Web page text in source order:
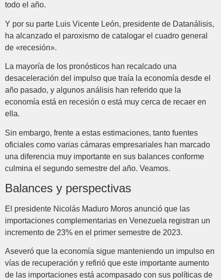
todo el año.
Y por su parte Luis Vicente León, presidente de Datanálisis,
ha alcanzado el paroxismo de catalogar el cuadro general
de «recesión».
La mayoría de los pronósticos han recalcado una
desaceleración del impulso que traía la economía desde el
año pasado, y algunos análisis han referido que la
economía está en recesión o está muy cerca de recaer en
ella.
Sin embargo, frente a estas estimaciones, tanto fuentes
oficiales como varias cámaras empresariales han marcado
una diferencia muy importante en sus balances conforme
culmina el segundo semestre del año. Veamos.
Balances y perspectivas
El presidente Nicolás Maduro Moros anunció que las
importaciones complementarias en Venezuela registran un
incremento de 23% en el primer semestre de 2023.
Aseveró que la economía sigue manteniendo un impulso en
vías de recuperación y refirió que este importante aumento
de las importaciones está acompasado con sus políticas de